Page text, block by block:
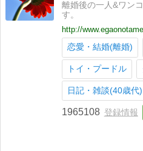
離婚後の一人&ワン
す。
http://
恋愛・結婚(離婚)
トイ・プードル
日記・雑談(40歳代)
1965108 登録情報